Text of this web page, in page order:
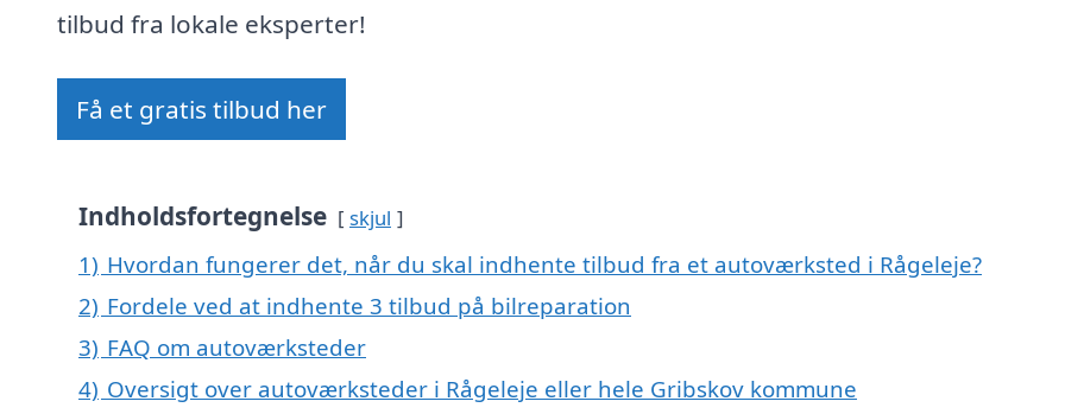
tilbud fra lokale eksperter!
Få et gratis tilbud her
Indholdsfortegnelse skjul
1) Hvordan fungerer det, når du skal indhente tilbud fra et autoværksted i Rågeleje?
2) Fordele ved at indhente 3 tilbud på bilreparation
3) FAQ om autoværksteder
4) Oversigt over autoværksteder i Rågeleje eller hele Gribskov kommune